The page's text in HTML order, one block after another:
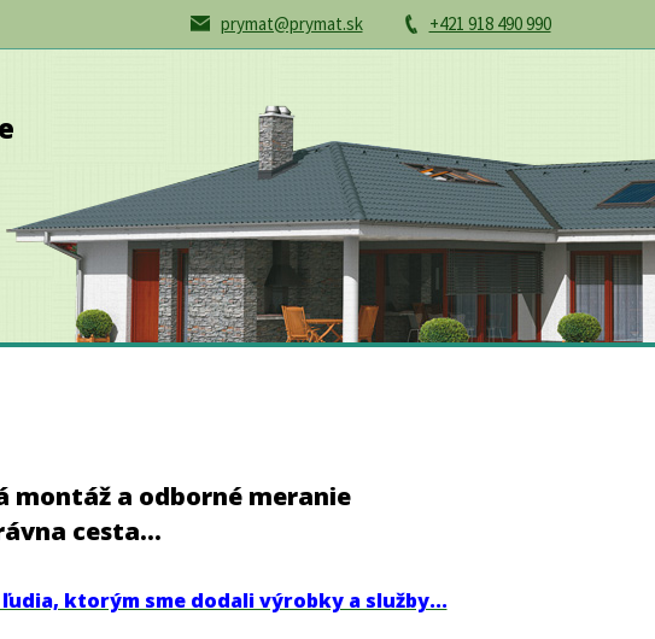
+421 918 490 990
prymat@prymat.sk
montáž a odborné meranie
cesta...
ktorým sme dodali výrobky a služby...